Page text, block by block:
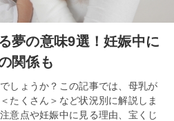
夢の意味9選！妊娠中に
関係も
しょうか？この記事では、母乳が
たくさん＞など状況別に解説しま
意点や妊娠中に見る理由、宝くじ